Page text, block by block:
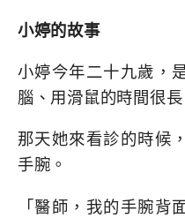
小婷的故事
小婷今年二十九歲，
腦、用滑鼠的時間很長
那天她來看診的時候
手腕。
「醫師，我的手腕背